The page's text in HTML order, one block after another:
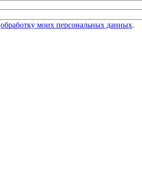
обработку моих персональных данных.